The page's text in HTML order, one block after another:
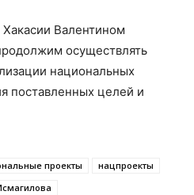
Валентином
осуществлять
национальных
поставленных целей и
проекты
нацпроекты